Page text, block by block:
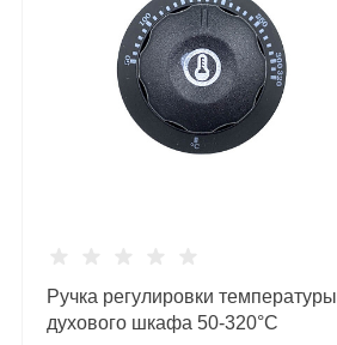
Ручка регулировки температуры
духового шкафа 50-320°С